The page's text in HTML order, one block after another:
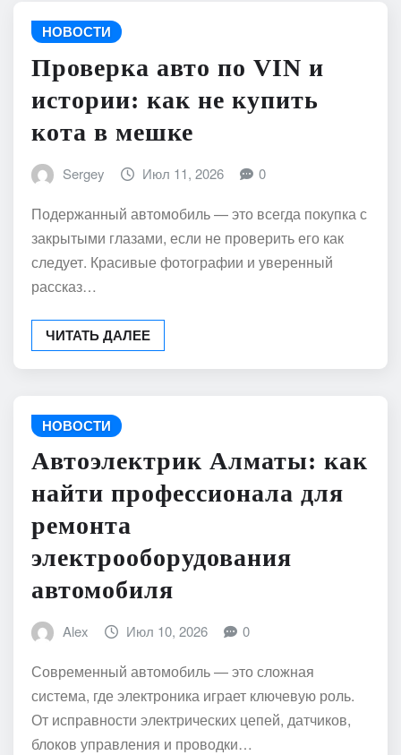
НОВОСТИ
Проверка авто по VIN и
истории: как не купить
кота в мешке
Sergey Июл 11, 2026 0
Подержанный автомобиль — это всегда покупка с
закрытыми глазами, если не проверить его как
следует. Красивые фотографии и уверенный
рассказ…
ЧИТАТЬ ДАЛЕЕ
НОВОСТИ
Автоэлектрик Алматы: как
найти профессионала для
ремонта
электрооборудования
автомобиля
Alex Июл 10, 2026 0
Современный автомобиль — это сложная
система, где электроника играет ключевую роль.
От исправности электрических цепей, датчиков,
блоков управления и проводки…